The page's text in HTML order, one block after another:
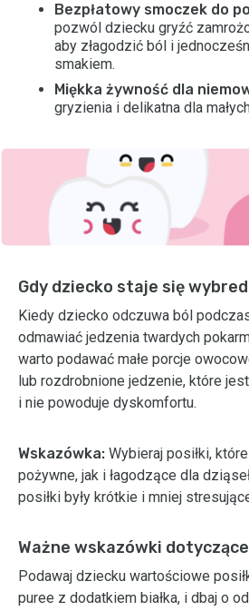
Bezpłatowy smoczek do
pozwól dziecku gryźć
aby złagodzić ból i
smakiem.
Miękka żywność dla
gryzienia i delikatna dla
Gdy dziecko staje się
Kiedy dziecko odczuwa ból
odmawiać jedzenia twardych
warto podawać małe porcje
lub rozdrobnione jedzenie, które
i nie powoduje dyskomfortu.
Wskazówka: Wybieraj posiłki,
pożywne, jak i łagodzące dla
posiłki były krótkie i mniej
Ważne wskazówki
Podawaj dziecku wartościowe
puree z dodatkiem białka, i dbaj o